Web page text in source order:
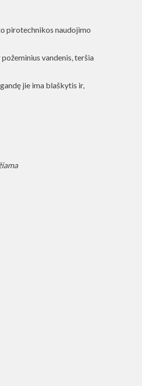
pirotechnikos naudojimo
vandenis, teršia
jie ima blaškytis ir,